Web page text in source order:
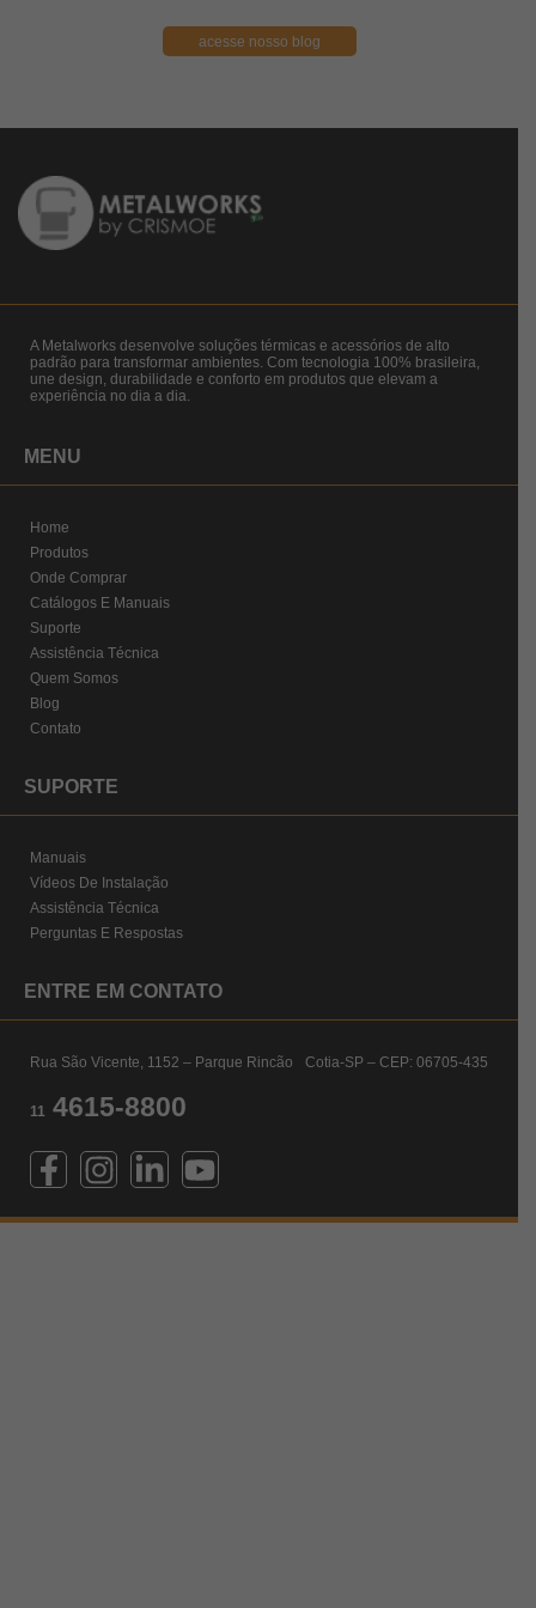
acesse nosso blog
A Metalworks desenvolve soluções térmicas e acessórios de alto
padrão para transformar ambientes. Com tecnologia 100% brasileira,
une design, durabilidade e conforto em produtos que elevam a
experiência no dia a dia.
MENU
Home
Produtos
Onde Comprar
Catálogos E Manuais
Suporte
Assistência Técnica
Quem Somos
Blog
Contato
SUPORTE
Manuais
Vídeos De Instalação
Assistência Técnica
Perguntas E Respostas
ENTRE EM CONTATO
Rua São Vicente, 1152 – Parque Rincão Cotia-SP – CEP: 06705-435
11 4615-8800